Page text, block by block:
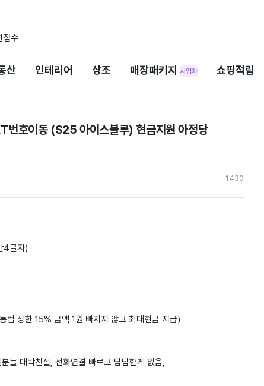
접수
산 인테리어 상조 매장패키지 사업자 쇼핑적립
번호이동 (S25 아이스블루) 현금지원 아정당
1430
4글자)
법 상한 15% 금액 1원 빠지지 않고 최대현금 지급)
들 대박친절, 전화연결 빠르고 답답한게 없음,